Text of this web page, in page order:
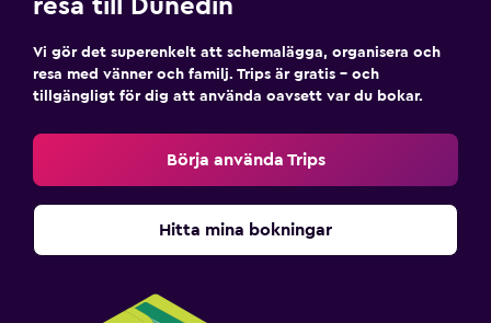
Matbord
Hälsa och säkerhet
Övervakningskameror i gemensamma utrymmen
Förstahjälpenlåda
Kassaskåp
Gratis parkering
resa till Dunedin
Vi gör det superenkelt att schemalägga, organisera och
resa med vänner och familj. Trips är gratis – och
tillgängligt för dig att använda oavsett var du bokar.
Börja använda Trips
Hitta mina bokningar